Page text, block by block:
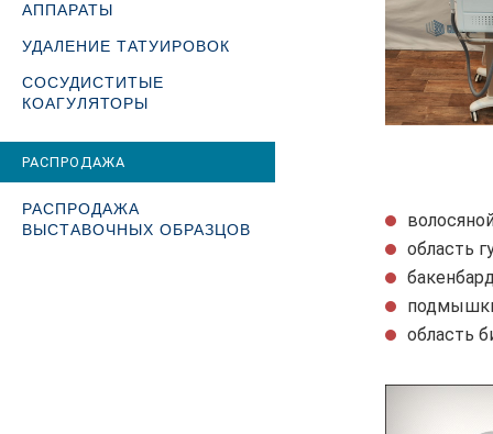
АППАРАТЫ
УДАЛЕНИЕ ТАТУИРОВОК
СОСУДИСТИТЫЕ
КОАГУЛЯТОРЫ
РАСПРОДАЖА
РАСПРОДАЖА
ВЫСТАВОЧНЫХ ОБРАЗЦОВ